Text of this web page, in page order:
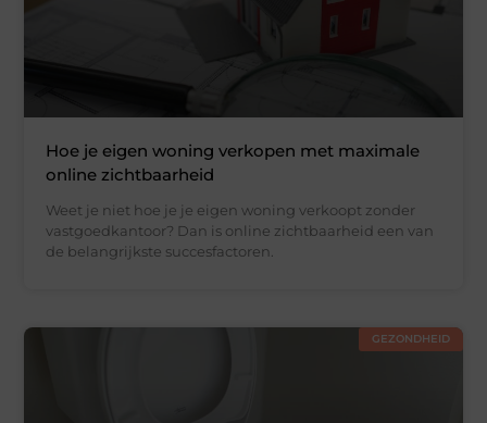
Hoe je eigen woning verkopen met maximale
online zichtbaarheid
Weet je niet hoe je je eigen woning verkoopt zonder
vastgoedkantoor? Dan is online zichtbaarheid een van
de belangrijkste succesfactoren.
GEZONDHEID